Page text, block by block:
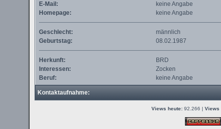
E-Mail:
keine Angabe
Homepage:
keine Angabe
Geschlecht:
männlich
Geburtstag:
08.02.1987
Herkunft:
BRD
Interessen:
Zocken
Beruf:
keine Angabe
Kontaktaufnahme:
Views heute: 92.266 | Views